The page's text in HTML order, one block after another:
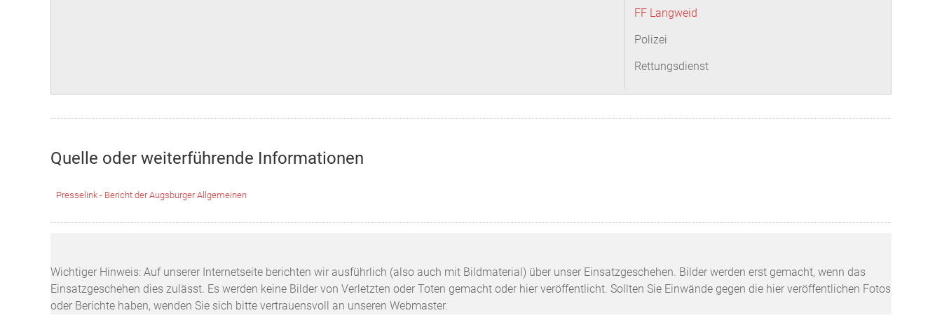
FF Langweid
Polizei
Rettungsdienst
Quelle oder weiterführende Informationen
Presselink - Bericht der Augsburger Allgemeinen
Wichtiger Hinweis: Auf unserer Internetseite berichten wir ausführlich (also auch mit Bildmaterial) über unser Einsatzgeschehen. Bilder werden erst gemacht, wenn das
Einsatzgeschehen dies zulässt. Es werden keine Bilder von Verletzten oder Toten gemacht oder hier veröffentlicht. Sollten Sie Einwände gegen die hier veröffentlichen Fotos
oder Berichte haben, wenden Sie sich bitte vertrauensvoll an unseren Webmaster.